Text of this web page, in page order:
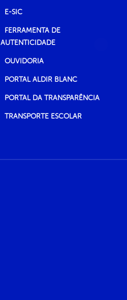
E-SIC
FERRAMENTA DE
AUTENTICIDADE
OUVIDORIA
PORTAL ALDIR BLANC
PORTAL DA TRANSPARÊNCIA
TRANSPORTE ESCOLAR